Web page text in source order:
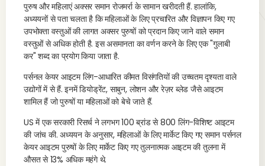
पुरुष और महिलाएं अक्सर समान रोजमर्रा के सामान खरीदती हैं. हालांकि,
अध्ययनों से पता चलता है कि महिलाओं के लिए प्रचारित और विज्ञापन किए गए
उपभोक्ता वस्तुओं की लागत अक्सर पुरुषों को प्रदान किए जाने वाले समान
वस्तुओं से अधिक होती है. इस असमानता का वर्णन करने के लिए एक "गुलाबी
कर" शब्द का प्रयोग किया जाता है.
पर्सनल केयर आइटम लिंग-आधारित कीमत विसंगतियों की उच्चतम दृश्यता वाले
उद्योगों में से हैं. इनमें डियोड्रेंट, साबुन, लोशन और रेज़र ब्लेड जैसे आइटम
शामिल हैं जो पुरुषों या महिलाओं को बेचे जाते हैं.
US में एक सरकारी रिसर्च ने लगभग 100 ब्रांड से 800 लिंग-विशिष्ट आइटम
की जांच की. अध्ययन के अनुसार, महिलाओं के लिए मार्केट किए गए समान पर्सनल
केयर आइटम पुरुषों के लिए मार्केट किए गए तुलनात्मक आइटम की तुलना में
औसत से 13% अधिक महंगे थे.